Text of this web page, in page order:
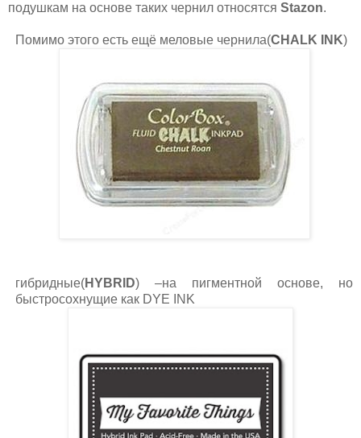
подушкам на основе таких чернил относятся Stazon.
Помимо этого есть ещё меловые чернила(CHALK INK)
гибридные(HYBRID) –на пигментной основе, но
быстросохнущие как DYE INK